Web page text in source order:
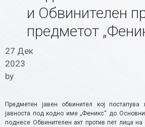
и Обвинителен
предметот
27 Дек
2023
by
Предметен јавен обвинител кој
јавноста под кодно име „Феникс“ до
поднесе Обвинителен акт против пет лица